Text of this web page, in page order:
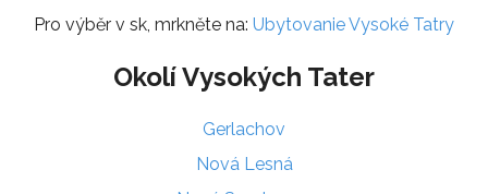
Pro výběr v sk, mrkněte na: Ubytovanie Vysoké Tatry
Okolí Vysokých Tater
Gerlachov
Nová Lesná